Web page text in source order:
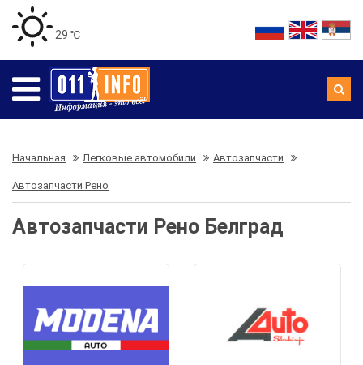
29 ℃
Начальная Легковые автомобили Автозапчасти
Автозапчасти Рено
Автозапчасти Рено Белград